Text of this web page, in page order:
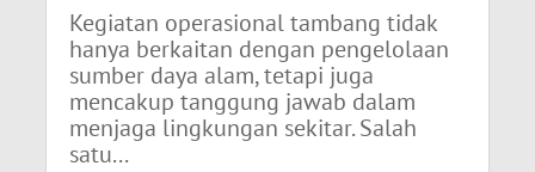
Kegiatan operasional tambang tidak
hanya berkaitan dengan pengelolaan
sumber daya alam, tetapi juga
mencakup tanggung jawab dalam
menjaga lingkungan sekitar. Salah
satu...